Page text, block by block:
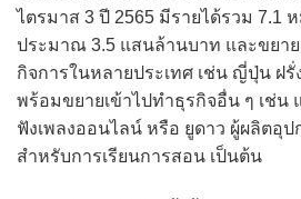
ไตรมาส 3 ปี 2565 มีรายได้รวม 7.1
ประมาณ 3.5 แสนล้านบาท และขยา
กิจการในหลายประเทศ เช่น ญี่ปุ่น ฝรั่
พร้อมขยายเข้าไปทำธุรกิจอื่น ๆ เช่น
ฟังเพลงออนไลน์ หรือ ยูดาว ผู้ผลิตอุ
สำหรับการเรียนการสอน เป็นต้น